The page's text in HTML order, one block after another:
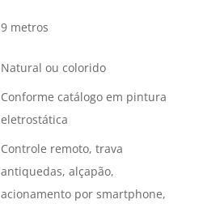
9 metros
Natural ou colorido
Conforme catálogo em pintura
eletrostática
Controle remoto, trava
antiquedas, alçapão,
acionamento por smartphone,